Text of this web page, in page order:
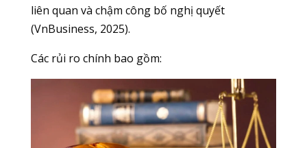
liên quan và chậm công bố nghị quyết
(VnBusiness, 2025).
Các rủi ro chính bao gồm: